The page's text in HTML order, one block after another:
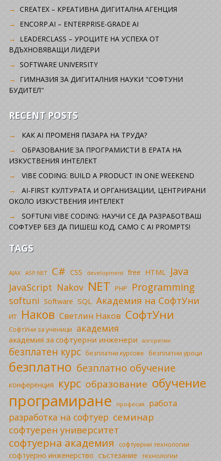
CREATEX – КРЕАТИВНА ДИГИТАЛНА АГЕНЦИЯ
ENCORP.AI – ENTERPRISE-GRADE AI
LEADERCLASS – УРОЦИТЕ НА УСПЕХА ОТ
ВДЪХНОВЯВАЩИ ЛИДЕРИ
SOFTWARE UNIVERSITY
ГИМНАЗИЯ ЗА ДИГИТАЛНИЯ НАУКИ "СОФТУНИ
БУДИТЕЛ"
RECENT POSTS
КАК AI ПРОМЕНЯ ПАЗАРА НА ТРУДА?
ОБРАЗОВАНИЕ ЗА ПРОГРАМИСТИ В ЕРАТА НА
ИЗКУСТВЕНИЯ ИНТЕЛЕКТ
VIBE CODING: BUILD A PRODUCT IN ONE WEEKEND
AI-FIRST КУЛТУРАТА И ОРГАНИЗАЦИИ, ЦЕНТРИРАНИ
ОКОЛО ИЗКУСТВЕНИЯ ИНТЕЛЕКТ
SOFTUNI VIBE CODING: НАУЧИ СЕ ДА РАЗРАБОТВАШ
СОФТУЕР БЕЗ ДА ПИШЕШ КОД, САМО С AI PROMPTS!
TAGS
AJAX ASP.NET C# CSS development free HTML Java
JavaScript Nakov NET PHP Programming
softuni Software SQL Академия на СофтУни
ИТ Наков Светлин Наков СофтУни
СофтУни за ученици академия
академия за софтуерни инженери алгоритми
безплатен курс безплатни курсове безплатни уроци
безплатно безплатно обучение
конференция курс образование обучение
програмиране професия работа
разработка на софтуер семинар
софтуерен университет
софтуерна академия софтуерни технологии
софтуерно инженерство състезание технологии